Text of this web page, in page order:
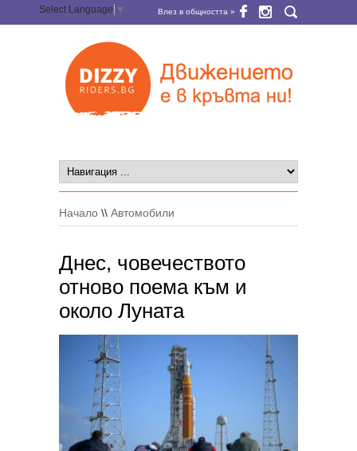
Select Language ▼ Влез в общността »
Начало \\ Автомобили
Днес, човечеството
отново поема към и
около Луната